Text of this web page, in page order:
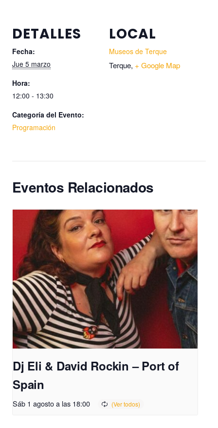
DETALLES
Fecha:
Jue 5 marzo
Hora:
12:00 - 13:30
Categoría del Evento:
Programación
LOCAL
Museos de Terque
Terque, + Google Map
Eventos Relacionados
Dj Eli & David Rockin – Port of
Spain
Sáb 1 agosto a las 18:00